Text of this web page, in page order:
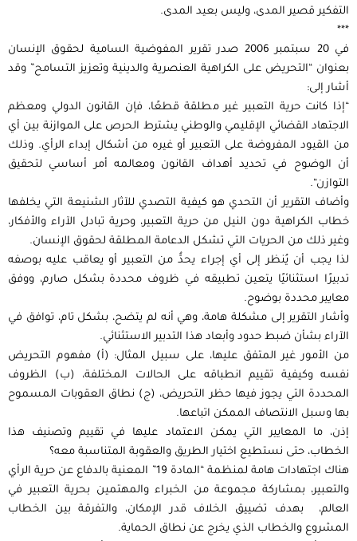
التفكير قصير المدى، وليس بعيد المدى.
***
في 20 سبتمبر 2006 صدر تقرير المفوضية السامية لحقوق اﻹنسان
بعنوان “التحريض على الكراهية العنصرية والدينية وتعزيز التسامح” وقد
أشار إلى:
“إذا كانت حرية التعبير غير مطلقة قطعًا، فإن القانون الدولي ومعظم
الاجتهاد القضائي اﻹقليمي والوطني يشترط الحرص على الموازنة بين أي
من القيود المفروضة على التعبير أو غيره من أشكال إبداء الرأي. وذلك
أن الوضوح في تحديد أهداف القانون ومعالمه أمر أساسي لتحقيق
التوازن“.
وأضاف التقرير أن التحدي هو كيفية التصدي للآثار الشنيعة التي يخلفها
خطاب الكراهية دون النيل من حرية التعبير، وحرية تبادل اﻵراء واﻷفكار،
وغير ذلك من الحريات التي تشكل الدعامة المطلقة لحقوق اﻹنسان.
لذا يجب أن يُنظر إلى أي إجراء يحدُّ من التعبير أو يعاقب عليه بوصفه
تدبيرًا استثنائيًا يتعين تطبيقه في ظروف محددة بشكل صارم، ووفق
معايير محددة بوضوح.
وأشار التقرير إلى مشكلة هامة، وهي أنه لم يتضح، بشكل تام، توافق في
اﻵراء بشأن ضبط حدود وأبعاد هذا التدبير الاستثنائي.
من الأمور غير المتفق عليها، على سبيل المثال: (أ) مفهوم التحريض
نفسه وكيفية تقييم انطباقه على الحالات المختلفة، (ب) الظروف
المحددة التي يجوز فيها حظر التحريض، (ج) نطاق العقوبات المسموح
بها وسبل الانتصاف الممكن اتباعها.
إذن، ما المعايير التي يمكن الاعتماد عليها في تقييم وتصنيف هذا
الخطاب، حتى نستطيع اختيار الطريق والعقوبة المتناسبة معه؟
هناك اجتهادات هامة لمنظمة “المادة 19” المعنية بالدفاع عن حرية الرأي
والتعبير، بمشاركة مجموعة من الخبراء والمهتمين بحرية التعبير في
العالم، بهدف تضييق الخلاف قدر اﻹمكان، والتفرقة بين الخطاب
المشروع والخطاب الذي يخرج عن نطاق الحماية.